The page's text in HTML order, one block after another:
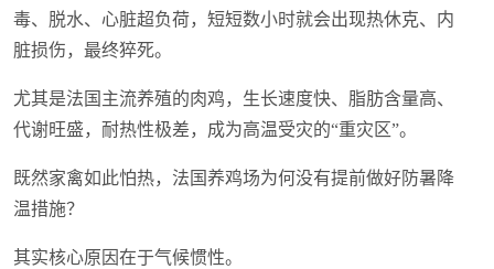
毒、脱水、心脏超负荷，短短数小时就会出现热休克、内
脏损伤，最终猝死。
尤其是法国主流养殖的肉鸡，生长速度快、脂肪含量高、
代谢旺盛，耐热性极差，成为高温受灾的“重灾区”。
既然家禽如此怕热，法国养鸡场为何没有提前做好防暑降
温措施？
其实核心原因在于气候惯性。